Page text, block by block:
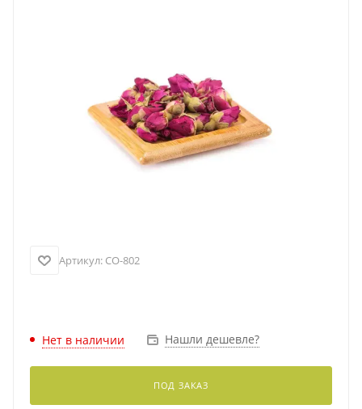
Артикул: CO-802
Нет в наличии Нашли дешевле?
ПОД ЗАКАЗ